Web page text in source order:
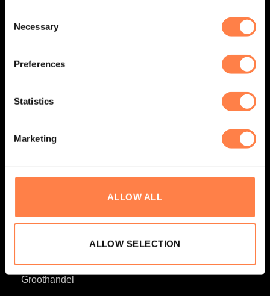
Selection
Necessary
Preferences
Statistics
Marketing
ALLOW ALL
ALLOW SELECTION
Groothandel